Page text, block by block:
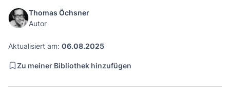
Thomas Öchsner
Autor
Aktualisiert am: 06.08.2025
Zu meiner Bibliothek hinzufügen